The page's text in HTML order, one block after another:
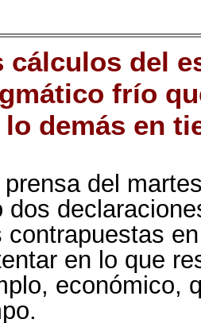
cálculos del
frío
demás en
prensa del
dos
contrapuestas
en lo que
económico,